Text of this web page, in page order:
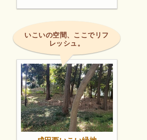
いこいの空間、ここでリフ
レッシュ。